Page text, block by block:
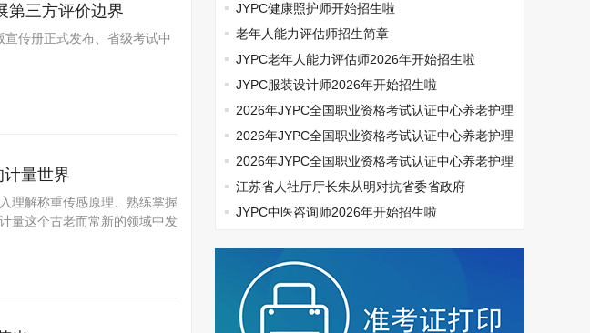
无人机工程师考试网 计算机工程师考试网 全国统一职业技能鉴定网
计算机应用工程师考试网 职业资格证书全国统一查询网
大数据分析师考试网 JYPC职业资格证书网
心
会计师考试网
第三方评价边界
传册正式发布、省级考试中
量世界
理解称重传感原理、熟练掌握
量这个古老而常新的领域中发
JYPC健康照护师开始招生啦
老年人能力评估师招生简章
JYPC老年人能力评估师2026年开始招生啦
JYPC服装设计师2026年开始招生啦
2026年JYPC全国职业资格考试认证中心养老护理
师开始报名啦
2026年JYPC全国职业资格考试认证中心养老护理
师开始报名啦
2026年JYPC全国职业资格考试认证中心养老护理
师开始报名啦
江苏省人社厅厅长朱从明对抗省委省政府
JYPC中医咨询师2026年开始招生啦